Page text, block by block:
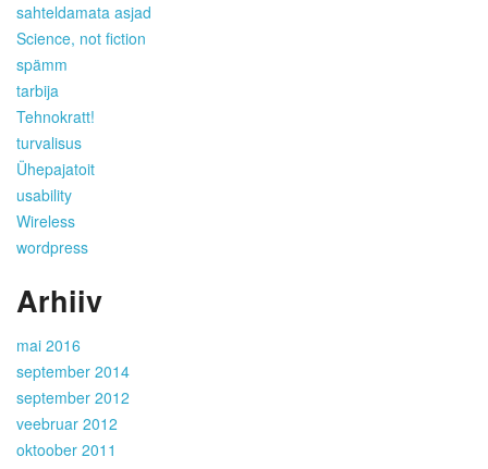
sahteldamata asjad
Science, not fiction
spämm
tarbija
Tehnokratt!
turvalisus
Ühepajatoit
usability
Wireless
wordpress
Arhiiv
mai 2016
september 2014
september 2012
veebruar 2012
oktoober 2011